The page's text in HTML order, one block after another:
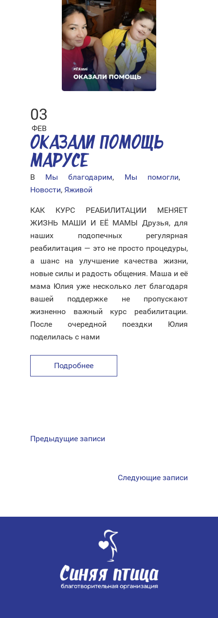
03
ФЕВ
ОКАЗАЛИ ПОМОЩЬ
МАРУСЕ
В Мы благодарим, Мы помогли,
Новости, Яживой
КАК КУРС РЕАБИЛИТАЦИИ МЕНЯЕТ
ЖИЗНЬ МАШИ И ЕЁ МАМЫ Друзья, для
наших подопечных регулярная
реабилитация — это не просто процедуры,
а шанс на улучшение качества жизни,
новые силы и радость общения. Маша и её
мама Юлия уже несколько лет благодаря
вашей поддержке не пропускают
жизненно важный курс реабилитации.
После очередной поездки Юлия
поделилась с нами
Подробнее
ПОПредыдущие записи
Следующие записи